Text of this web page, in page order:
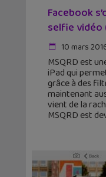
Facebook
selfie vidéo
10 mars
MSQRD est
iPad qui
grâce à des
maintenant
vient de la
MSQRD est